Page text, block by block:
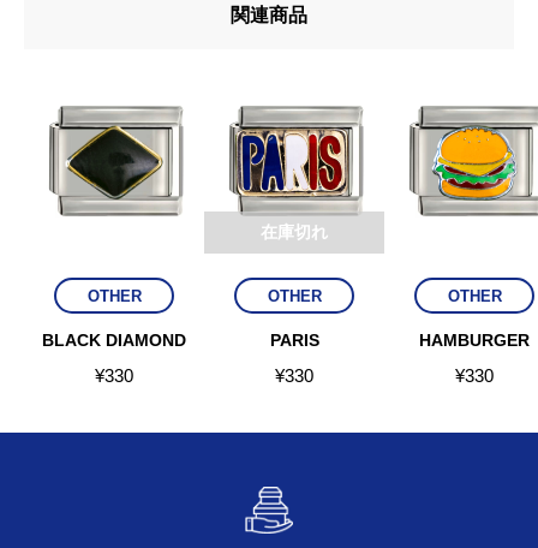
関連商品
OTHER
BLACK DIAMOND
¥330
OTHER
PARIS
¥330
在庫切れ
OTHER
HAMBURGER
¥330